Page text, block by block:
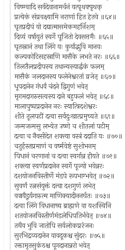
विष्ण्वादि सर्वदेवानामर्चनं यत्पृथक्पृथक्
प्रत्येकं संप्रवक्ष्यामि नराणां हित हेतवे ॥६४॥
घृतप्रदीपं यो दद्यात्मासमेकमहर्निशम्
दिव्यं वर्षायुतं स्वर्गे पूजितो देवसत्तमैः ॥६५॥
घृतस्नानं तथा लिंगे यः कुर्याद्भुवि मानवः
कल्पकोटिसहस्राणि मासैके लभते नरः ॥६६॥
तिलतैलप्रदीपस्य तथान्यस्यार्द्धकं फलम्
मासैकं जलदानस्य फलेनेश्वरतां व्रजेत् ॥६७॥
धूपदानेन गंधर्वं चंदने द्विगुणं भवेत्
मृगमदागरुसत्वस्य दाने बहुफलं भवेत् ॥६८॥
मालापुष्पप्रदानेन नरः स्यात्त्रिदशेश्वरः
शीते तूलपटीं दत्वा सर्वदुःखात्प्रमुच्यते ॥६९॥
जन्मजन्मसु लभ्येत उष्णे च शीतलां पटीम्
दत्वा च नैवसीदेत शक्त्या वस्त्रं ददाति यः ॥७०॥
चतुर्हस्तप्रमाणं च वर्ष्मवेष्टं सुशोभनम्
पिधानं चरणानां च दत्वा स्वर्गान्न हीयते ॥७१॥
शक्त्या स्वर्णप्रदानेन स्वर्गे पूज्यो भवेन्नरः
दशयोजनविस्तीर्णे मंडपे रूपभाग्भवेत् ॥७२॥
सुवर्णं रत्नसंयुक्तं दत्त्वा दशगुणं लभेत्
वज्रवैडूर्यगारुत्म माणिक्यादीननर्घतः ॥७३॥
दत्वा लिंगे विधानाच्च ब्राह्मणे वा यशस्विनि
शतयोजनविस्तीर्णमंडलेधिपतिर्भवेत् ॥७४॥
तथैव भुवि जातोपि सर्वलोकप्ररंजनः
सुरभिद्रव्यदानेन वावदूकश्च सुंदरः ॥७५॥
रक्तामृतसुकंठश्च पूगदानान्नरो भवेत्